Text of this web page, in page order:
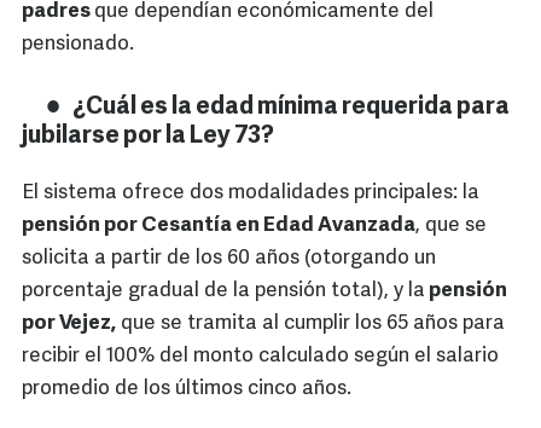
padres que dependían económicamente del
pensionado.
¿Cuál es la edad mínima requerida para
jubilarse por la Ley 73?
El sistema ofrece dos modalidades principales: la
pensión por Cesantía en Edad Avanzada, que se
solicita a partir de los 60 años (otorgando un
porcentaje gradual de la pensión total), y la pensión
por Vejez, que se tramita al cumplir los 65 años para
recibir el 100% del monto calculado según el salario
promedio de los últimos cinco años.